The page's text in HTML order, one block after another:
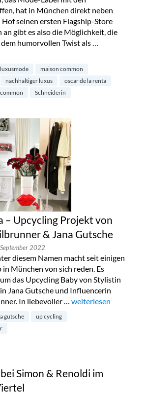
hat in München direkt neben
Hof seinen ersten Flagship-Store
gibt es also die Möglichkeit, die
humorvollen Twist als …
erster Flagship-Store in München“
luxusmode
maison common
nachhaltiger luxus
oscar de la renta
Schneiderin
– Upcycling Projekt von
& Jana Gutsche
2022
diesem Namen macht seit einigen
in München von sich reden. Es
das Upcycling Baby von Stylistin
Jana Gutsche und Influencerin
In liebevoller … „Calling Gloria –
weiterlesen
gutsche
up cycling
Simon & Renoldi im